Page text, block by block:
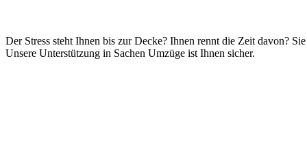
Der Stress steht Ihnen bis zur Decke? Ihnen rennt die Zeit davon?
Unsere Unterstützung in Sachen Umzüge ist Ihnen sicher.